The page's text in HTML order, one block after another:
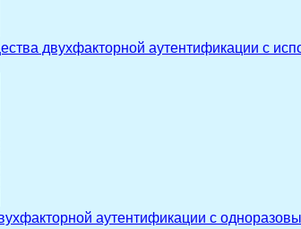
двухфакторной аутентификации с
аутентификации с